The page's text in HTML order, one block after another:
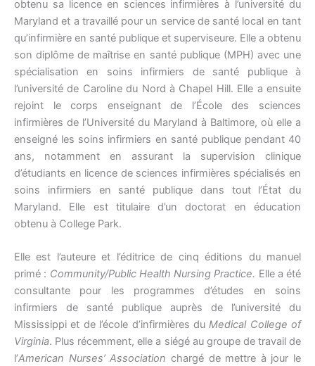
obtenu sa licence en sciences infirmières à l’université du
Maryland et a travaillé pour un service de santé local en tant
qu’infirmière en santé publique et superviseure. Elle a obtenu
son diplôme de maîtrise en santé publique (MPH) avec une
spécialisation en soins infirmiers de santé publique à
l’université de Caroline du Nord à Chapel Hill. Elle a ensuite
rejoint le corps enseignant de l’École des sciences
infirmières de l’Université du Maryland à Baltimore, où elle a
enseigné les soins infirmiers en santé publique pendant 40
ans, notamment en assurant la supervision clinique
d’étudiants en licence de sciences infirmières spécialisés en
soins infirmiers en santé publique dans tout l’État du
Maryland. Elle est titulaire d’un doctorat en éducation
obtenu à College Park.
Elle est l’auteure et l’éditrice de cinq éditions du manuel
primé : Community/Public Health Nursing Practice. Elle a été
consultante pour les programmes d’études en soins
infirmiers de santé publique auprès de l’université du
Mississippi et de l’école d’infirmières duMedical College of
Virginia. Plus récemment, elle a siégé au groupe de travail de
l’American Nurses’ Association chargé de mettre à jour le